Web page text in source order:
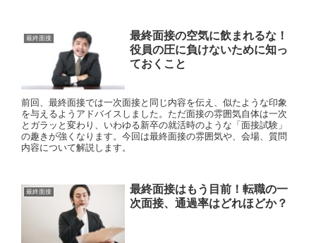
最終面接
最終面接の空気に飲まれるな！
役員の圧に負けないために知っ
ておくこと
前回、最終面接では一次面接と同じ内容を伝え、似たような印象
を与えるようアドバイスしました。ただ面接の雰囲気自体は一次
とガラッと変わり、いわゆる新卒の就活時のような「面接試験」
の趣きが強くなります。今回は最終面接の雰囲気や、会場、質問
内容について解説します。
最終面接
最終面接はもう目前！転職の一
次面接、通過率はどれほどか？